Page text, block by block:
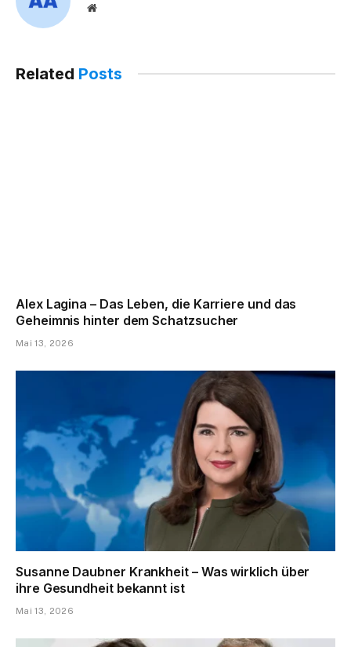
Website
Related Posts
Alex Lagina – Das Leben, die Karriere und das
Geheimnis hinter dem Schatzsucher
Mai 13, 2026
Susanne Daubner Krankheit – Was wirklich über
ihre Gesundheit bekannt ist
Mai 13, 2026